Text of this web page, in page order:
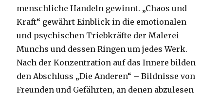
menschliche Handeln gewinnt. „Chaos und
Kraft“ gewährt Einblick in die emotionalen
und psychischen Triebkräfte der Malerei
Munchs und dessen Ringen um jedes Werk.
Nach der Konzentration auf das Innere bilden
den Abschluss „Die Anderen“ – Bildnisse von
Freunden und Gefährten, an denen abzulesen